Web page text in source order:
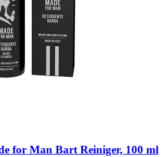
for Man Bart Reiniger, 100 ml